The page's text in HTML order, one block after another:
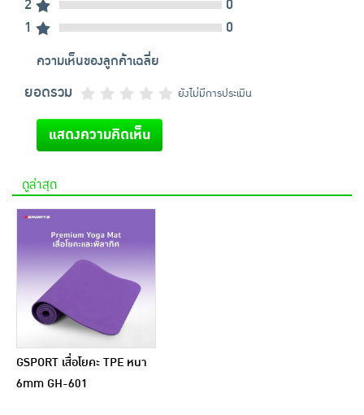
2
0
1
0
ความเห็นของลูกค้าเฉลี่ย
ยอดรวม ยังไม่มีการประเมิน
แสดงความคิดเห็น
ดูล่าสุด
GSPORT เสื่อโยคะ TPE หนา
6mm GH-601